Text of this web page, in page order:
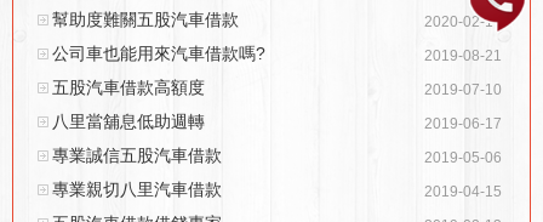
幫助度難關五股汽車借款 2020-02-17
公司車也能用來汽車借款嗎? 2019-08-21
五股汽車借款高額度 2019-07-10
八里當舖息低助週轉 2019-06-17
專業誠信五股汽車借款 2019-05-06
專業親切八里汽車借款 2019-04-15